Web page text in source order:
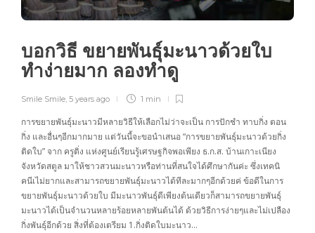
บอกวิธี ขยายพันธุ์มะนาวด้วยใบ
ทำง่ายมาก ลองทำดู
Smile Smile 5 years ago 1 min
การขยายพันธุ์มะนาวมีหลายวิธีให้เลือกไม่ว่าจะเป็น การปักชำ ทาบกิ่ง ตอน
กิ่ง และอื่นๆอีกมากมาย แต่วันนี้จะขอนำเสนอ “การขยายพันธุ์มะนาวด้วยกิ่ง
ติดใบ” จาก ครูติ่ง แห่งศูนย์เรียนรู้เศรษฐกิจพอเพียง ธ.ก.ส. บ้านเกาะเนียง
จังหวัดสตูล มาให้ชาวสวนมะนาวหรือท่านที่สนใจได้ศึกษากันค่ะ ซึ่งเทคนิ
คนีเไม่ยากและสามารถขยายพันธุ์มะนาวได้ทีละมากๆอีกด้วยค่ ข้อดีในการ
ขยายพันธุ์มะนาวด้วยใบ มีมะนาวพันธุ์ดีเพียงต้นเดียวก็สามารถขยายพันธุ์
มะนาวได้เป็นจำนวนหลายร้อยหลายพันต้นได้ ด้วยวิธีการง่ายๆและไม่เปลือง
กิ่งพันธุ์อีกด้วย สิ่งที่ต้องเตรียม 1.กิ่งติดใบมะนาว…